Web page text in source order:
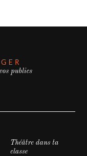
publics
Théâtre dans ta
classe